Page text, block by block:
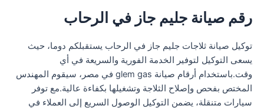
رقم صيانة جليم جاز في الرحاب
توكيل صيانة ثلاجات جليم جاز في الرحاب يستقبلكم دوما، حيث
يسعى التوكيل لتوفير الخدمة الفورية والسريعة في أي
وقت.باستخدام أرقام صيانة glem gas في مصر، سيقوم المهندس
المختص بفحص وإصلاح الثلاجة وتشغيلها بكفاءة عالية.مع توفر
سيارات متنقلة، يضمن التوكيل الوصول السريع إلى العملاء في